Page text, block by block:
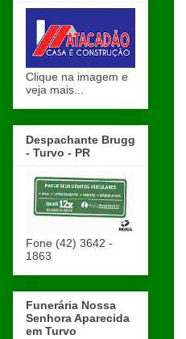
Clique na imagem e
veja mais...
Despachante Brugg
- Turvo - PR
Fone (42) 3642 -
1863
Funerária Nossa
Senhora Aparecida
em Turvo